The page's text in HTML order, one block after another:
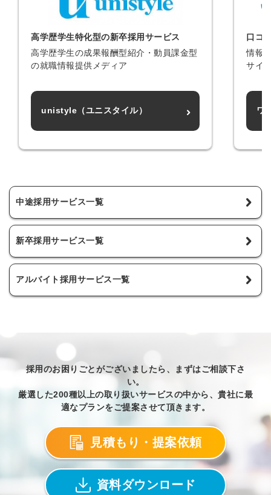
高学歴学生特化型の新卒採用サービス
高学歴学生の成果報酬型紹介・動員課金型
の就職情報提供メディア
unistyle（ユニスタイル）
口コ
情報
サイ
ワ
中途採用サービス一覧
新卒採用サービス一覧
アルバイト採用サービス一覧
採用のお困りごとがございましたら、まずはご相談下さ
い。
厳選した200種以上の取り扱いサービスの中から、貴社に最
適なプランをご提案させて頂きます。
見積もり・提案依頼
資料ダウンロード